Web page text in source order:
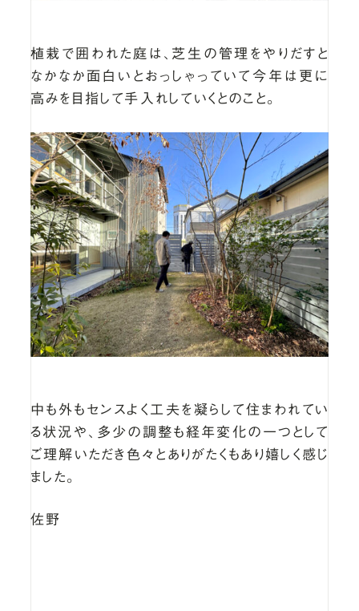
植栽で囲われた庭は、芝生の管理をやりだすと
なかなか面白いとおっしゃっていて今年は更に
高みを目指して手入れしていくとのこと。
中も外もセンスよく工夫を凝らして住まわれてい
る状況や、多少の調整も経年変化の一つとして
ご理解いただき色々とありがたくもあり嬉しく感じ
ました。
佐野